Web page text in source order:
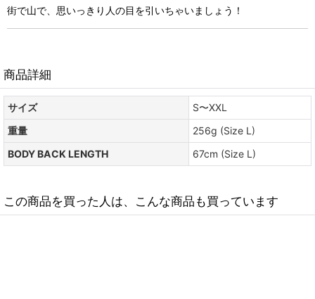
街で山で、思いっきり人の目を引いちゃいましょう！
商品詳細
サイズ
S〜XXL
重量
256g (Size L)
BODY BACK LENGTH
67cm (Size L)
この商品を買った人は、こんな商品も買っています